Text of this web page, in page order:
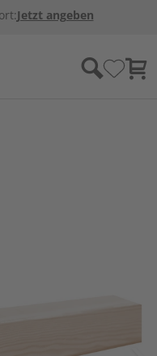
Jetzt angeben